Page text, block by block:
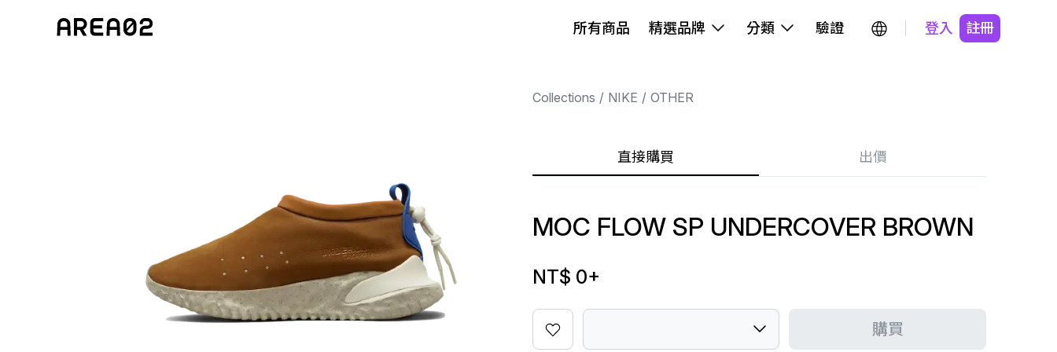
所有商品 精選品牌 分類 驗證 登入 註冊
Collections NIKE OTHER
直接購買 出價
MOC FLOW SP UNDERCOVER BROWN
NT$ 0+
購買